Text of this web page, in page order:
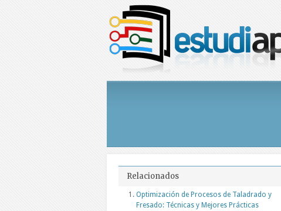
Relacionados
Optimización de Procesos de Taladrado y
Fresado: Técnicas y Mejores Prácticas